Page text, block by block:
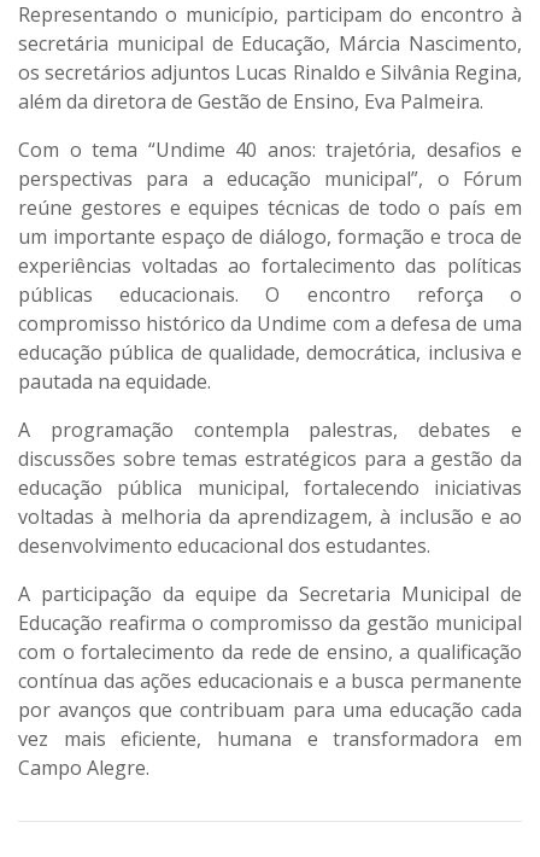
Representando o município, participam do encontro à
secretária municipal de Educação, Márcia Nascimento,
os secretários adjuntos Lucas Rinaldo e Silvânia Regina,
além da diretora de Gestão de Ensino, Eva Palmeira.
Com o tema “Undime 40 anos: trajetória, desafios e
perspectivas para a educação municipal”, o Fórum
reúne gestores e equipes técnicas de todo o país em
um importante espaço de diálogo, formação e troca de
experiências voltadas ao fortalecimento das políticas
públicas educacionais. O encontro reforça o
compromisso histórico da Undime com a defesa de uma
educação pública de qualidade, democrática, inclusiva e
pautada na equidade.
A programação contempla palestras, debates e
discussões sobre temas estratégicos para a gestão da
educação pública municipal, fortalecendo iniciativas
voltadas à melhoria da aprendizagem, à inclusão e ao
desenvolvimento educacional dos estudantes.
A participação da equipe da Secretaria Municipal de
Educação reafirma o compromisso da gestão municipal
com o fortalecimento da rede de ensino, a qualificação
contínua das ações educacionais e a busca permanente
por avanços que contribuam para uma educação cada
vez mais eficiente, humana e transformadora em
Campo Alegre.